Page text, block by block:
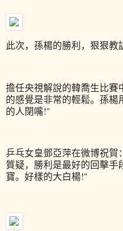
此次，孫楊的勝利，狠狠教
擔任央視解說的韓喬生比賽
的感覺是非常的輕鬆。孫
的人閉嘴!"
乒乓女皇鄧亞萍在微博祝賀
質疑，勝利是最好的回擊
寶。好樣的大白楊!"